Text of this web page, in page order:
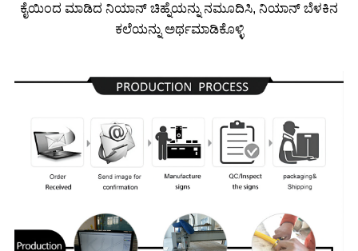
ಕೈಯಿಂದ ಮಾಡಿದ ನಿಯಾನ್ ಚಿಹ್ನೆಯನ್ನು ನಮೂದಿಸಿ, ನಿಯಾನ್ ಬೆಳಕಿನ
ಕಲೆಯನ್ನು ಅರ್ಥಮಾಡಿಕೊಳ್ಳಿ